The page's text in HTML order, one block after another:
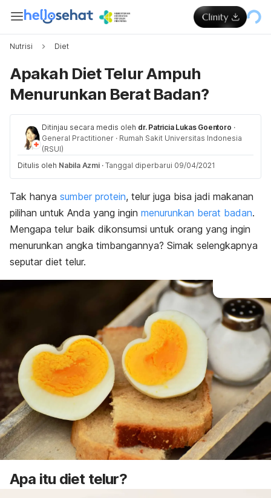
Nutrisi Diet
Apakah Diet Telur Ampuh
Menurunkan Berat Badan?
Ditinjau secara medis oleh dr. Patricia Lukas Goentoro ·
General Practitioner · Rumah Sakit Universitas Indonesia
(RSUI)
Ditulis oleh Nabila Azmi · Tanggal diperbarui 09/04/2021
Tak hanya sumber protein, telur juga bisa jadi makanan
pilihan untuk Anda yang ingin menurunkan berat badan.
Mengapa telur baik dikonsumsi untuk orang yang ingin
menurunkan angka timbangannya? Simak selengkapnya
seputar diet telur.
Apa itu diet telur?